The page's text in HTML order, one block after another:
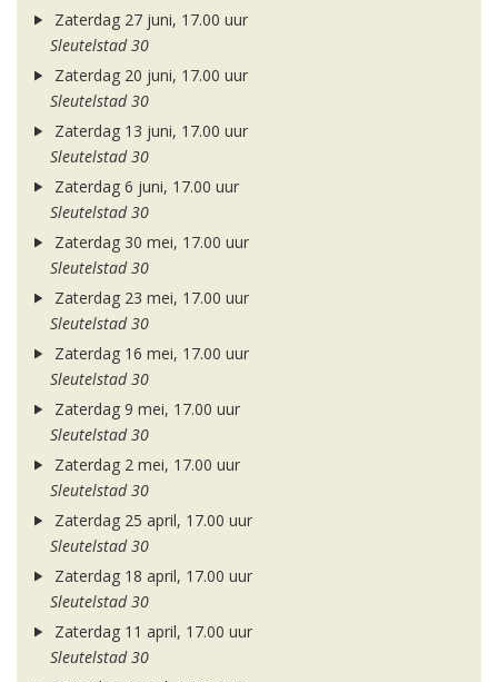
Zaterdag 27 juni, 17.00 uur
Sleutelstad 30
Zaterdag 20 juni, 17.00 uur
Sleutelstad 30
Zaterdag 13 juni, 17.00 uur
Sleutelstad 30
Zaterdag 6 juni, 17.00 uur
Sleutelstad 30
Zaterdag 30 mei, 17.00 uur
Sleutelstad 30
Zaterdag 23 mei, 17.00 uur
Sleutelstad 30
Zaterdag 16 mei, 17.00 uur
Sleutelstad 30
Zaterdag 9 mei, 17.00 uur
Sleutelstad 30
Zaterdag 2 mei, 17.00 uur
Sleutelstad 30
Zaterdag 25 april, 17.00 uur
Sleutelstad 30
Zaterdag 18 april, 17.00 uur
Sleutelstad 30
Zaterdag 11 april, 17.00 uur
Sleutelstad 30